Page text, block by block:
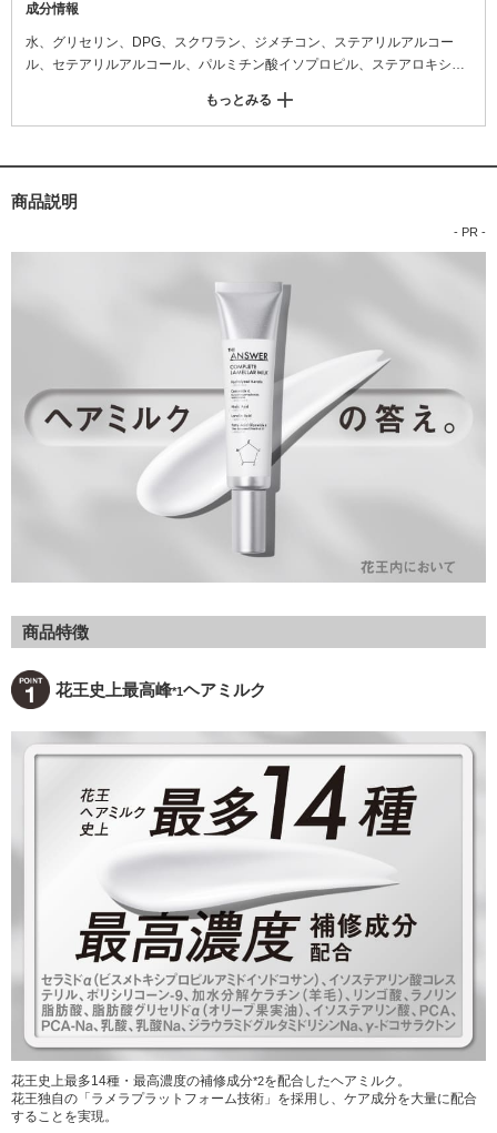
成分情報
水、グリセリン、DPG、スクワラン、ジメチコン、ステアリルアルコー
ル、セテアリルアルコール、パルミチン酸イソプロピル、ステアロキシプ
ドイソドコサン、リンゴ酸、ラノリン脂肪酸、オリーブ果実油、ジラウラ
ミドグルタミドリシンNa、γ‐ドコサラクトン、加水分解コンキオリンタン
酸Na、ジペプチド‐15、アルギニン、アスパラギン酸、グリシン、アラニ
水添ヒマシ油、安息香酸Na、水酸化Na、メトキシケイヒ酸エチルへキシ
ル、ラウレス‐4、ラウレス‐23、ラウレス硫酸Na、ベヘントリモニウムク
ロリド、ベンジルアルコール、フェノキシエタノール、エタノール、香料
もっとみる
商品説明
- PR -
商品特徴
花王史上最高峰*1ヘアミルク
花王史上最多14種・最高濃度の補修成分*2を配合したヘアミルク。
花王独自の「ラメラプラットフォーム技術」を採用し、ケア成分を大量に配合
することを実現。